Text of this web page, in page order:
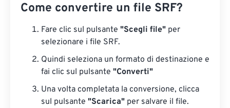
Come convertire un file SRF?
Fare clic sul pulsante "Scegli file" per
selezionare i file SRF.
Quindi seleziona un formato di destinazione e
fai clic sul pulsante "Converti"
Una volta completata la conversione, clicca
sul pulsante "Scarica" ​​per salvare il file.